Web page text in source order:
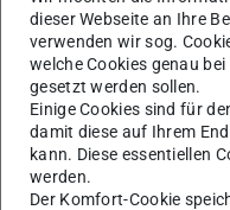
dieser Webseite an Ihre
verwenden wir sog.
welche Cookies genau
gesetzt werden sollen.
Einige Cookies sind für
damit diese auf Ihrem
kann. Diese essentiellen
werden.
Der Komfort-Cookie